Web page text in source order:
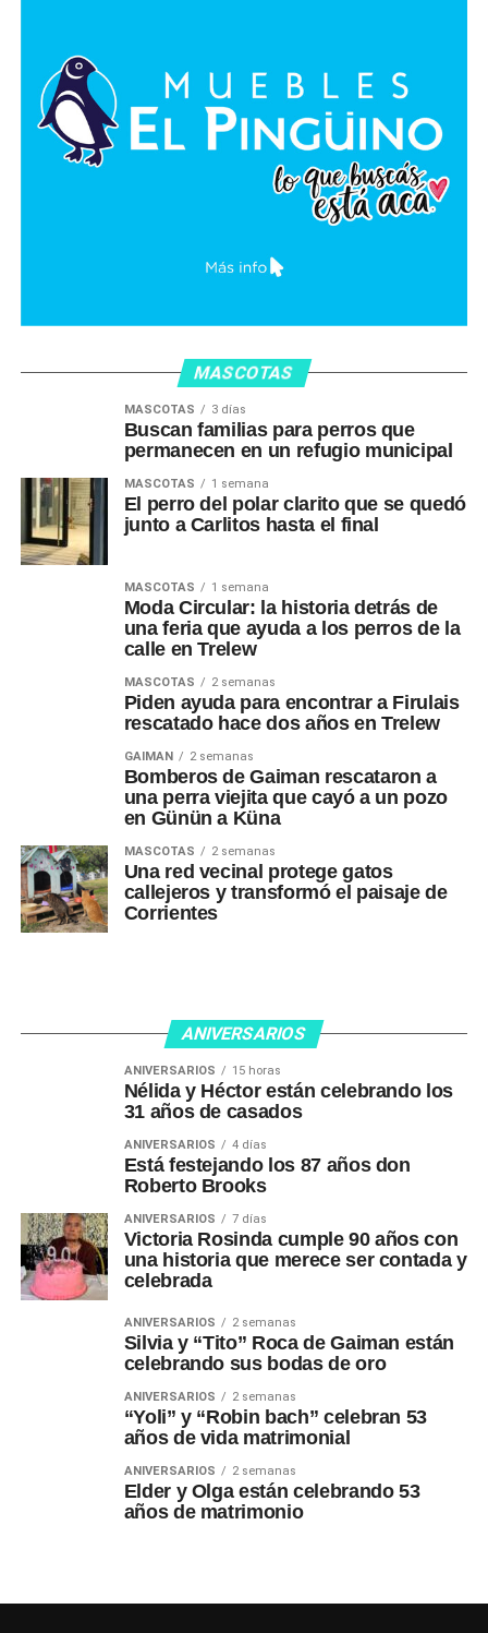
MASCOTAS
MASCOTAS 3 días
Buscan familias para perros que
permanecen en un refugio municipal
MASCOTAS 1 semana
El perro del polar clarito que se quedó
junto a Carlitos hasta el final
MASCOTAS 1 semana
Moda Circular: la historia detrás de
una feria que ayuda a los perros de la
calle en Trelew
MASCOTAS 2 semanas
Piden ayuda para encontrar a Firulais
rescatado hace dos años en Trelew
GAIMAN 2 semanas
Bomberos de Gaiman rescataron a
una perra viejita que cayó a un pozo
en Günün a Küna
MASCOTAS 2 semanas
Una red vecinal protege gatos
callejeros y transformó el paisaje de
Corrientes
ANIVERSARIOS
ANIVERSARIOS 15 horas
Nélida y Héctor están celebrando los
31 años de casados
ANIVERSARIOS 4 días
Está festejando los 87 años don
Roberto Brooks
ANIVERSARIOS 7 días
Victoria Rosinda cumple 90 años con
una historia que merece ser contada y
celebrada
ANIVERSARIOS 2 semanas
Silvia y “Tito” Roca de Gaiman están
celebrando sus bodas de oro
ANIVERSARIOS 2 semanas
“Yoli” y “Robin bach” celebran 53
años de vida matrimonial
ANIVERSARIOS 2 semanas
Elder y Olga están celebrando 53
años de matrimonio